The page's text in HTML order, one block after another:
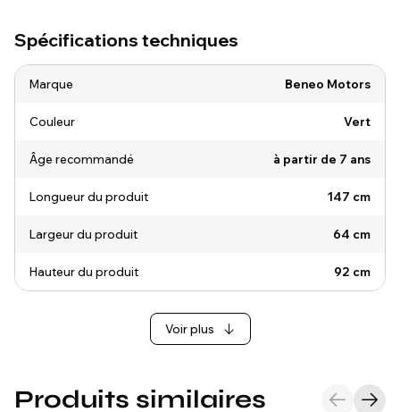
Spécifications techniques
Marque Beneo Motors
Couleur Vert
Âge recommandé à partir de 7 ans
Longueur du produit 147 cm
Largeur du produit 64 cm
Hauteur du produit 92 cm
Voir plus
Produits similaires